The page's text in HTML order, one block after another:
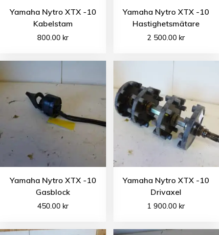
Yamaha Nytro XTX -10
Kabelstam
800.00kr
Yamaha Nytro XTX -10
Hastighetsmätare
2 500.00kr
Yamaha Nytro XTX -10
Gasblock
450.00kr
Yamaha Nytro XTX -10
Drivaxel
1 900.00kr